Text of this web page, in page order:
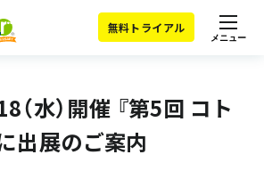
無料トライアル
メニュー
（水）開催 『第5回 コト
出展のご案内